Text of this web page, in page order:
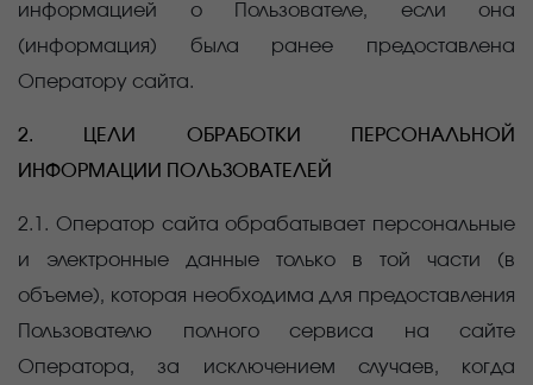
информацией о Пользователе, если она
(информация) была ранее предоставлена
Оператору сайта.
2. ЦЕЛИ ОБРАБОТКИ ПЕРСОНАЛЬНОЙ
ИНФОРМАЦИИ ПОЛЬЗОВАТЕЛЕЙ
2.1. Оператор сайта обрабатывает персональные
и электронные данные только в той части (в
объеме), которая необходима для предоставления
Пользователю полного сервиса на сайте
Оператора, за исключением случаев, когда